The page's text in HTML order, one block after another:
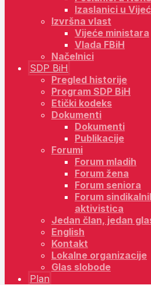
Izaslanici u
Izvršna vlast
Vijeće ministara
Vlada FBiH
Načelnici
SDP BiH
Pregled historije
Program SDP BiH
Etički kodeks
Dokumenti
Dokumenti
Publikacije
Forumi
Forum mladih
Forum žena
Forum seniora
Forum
aktivistica
Jedan član, jedan
English
Kontakt
Lokalne organizacije
Glas slobode
Plan